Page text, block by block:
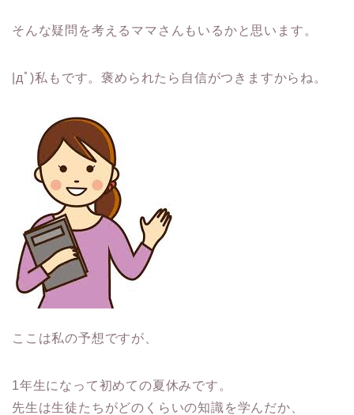
そんな疑問を考えるママさんもいるかと思います。
|дﾟ)私もです。褒められたら自信がつきますからね。
ここは私の予想ですが、
1年生になって初めての夏休みです。
先生は生徒たちがどのくらいの知識を学んだか、